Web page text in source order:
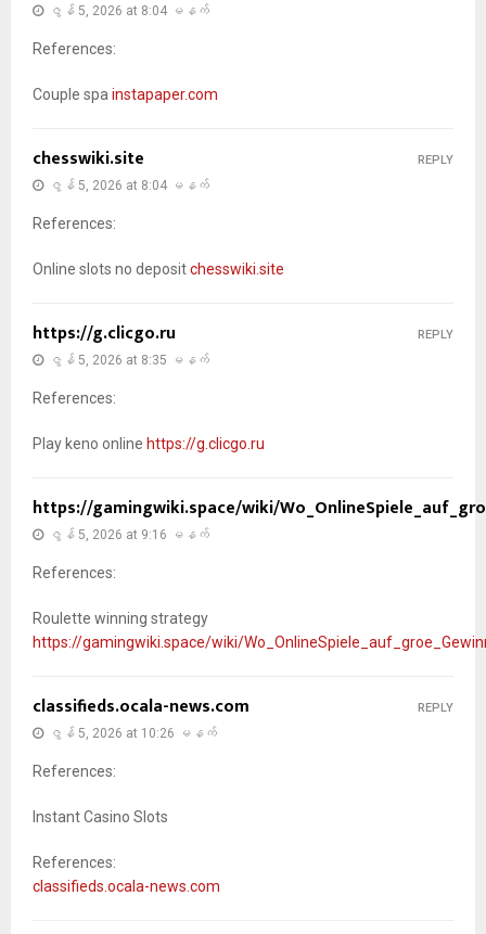
ဇွန် 5, 2026 at 8:04 မနက်
References:
Couple spa instapaper.com
chesswiki.site
ဇွန် 5, 2026 at 8:04 မနက်
References:
Online slots no depositchesswiki.site
REPLY
https://g.clicgo.ru
ဇွန် 5, 2026 at 8:35 မနက်
References:
Play keno online https://g.clicgo.ru
REPLY
https://gamingwiki.space/wiki/
ဇွန် 5, 2026 at 9:16 မနက်
References:
Roulette winning strategy
https://gamingwiki.space/wiki/
classifieds.ocala-news.com
ဇွန် 5, 2026 at 10:26 မနက်
References:
Instant Casino Slots
References:
classifieds.ocala-news.com
REPLY